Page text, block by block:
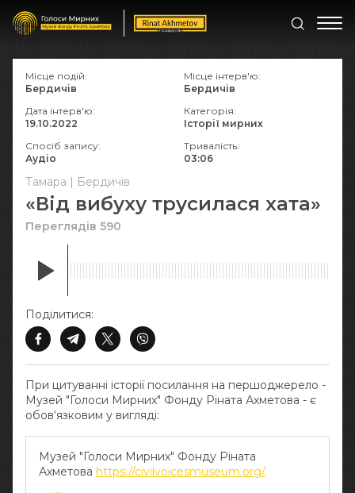
Тамара | Бердичів
«Від вибуху трусилася хата»
Переглядів 590
При цитуванні історії посилання на першоджерело -
Музей "Голоси Мирних" Фонду Ріната Ахметова - є
обов‘язковим у вигляді:
Музей "Голоси Мирних" Фонду Ріната
Ахметова https://civilvoicesmuseum.org/
Поділитися:
Місце подій:
Бердичів
Місце інтерв'ю:
Бердичів
Дата інтерв'ю:
19.10.2022
Категорія:
Історії мирних
Спосіб запису:
Аудіо
Тривалість:
03:06